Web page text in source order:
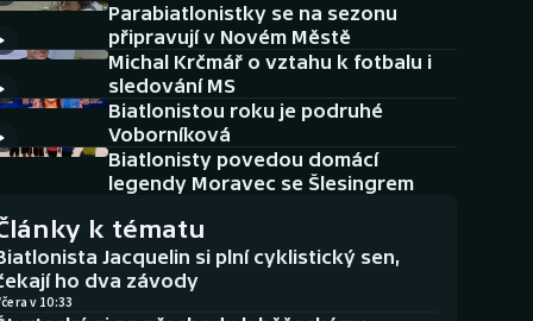
Historické návraty
Aplikace ČT sport
AZ kvíz
Parabiatlonistky se na sezonu
připravují v Novém Městě
Michal Krčmář o vztahu k fotbalu i
sledování MS
Biatlonistou roku je podruhé
Voborníková
Biatlonisty povedou domácí
legendy Moravec se Šlesingrem
k tématu
Jacquelin si plní cyklistický sen,
ho dva závody
v 10:33